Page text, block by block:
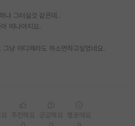
냐 그러실것 같은데..
떠나야지요.
냥 어디에라도 하소연하고싶었네요.